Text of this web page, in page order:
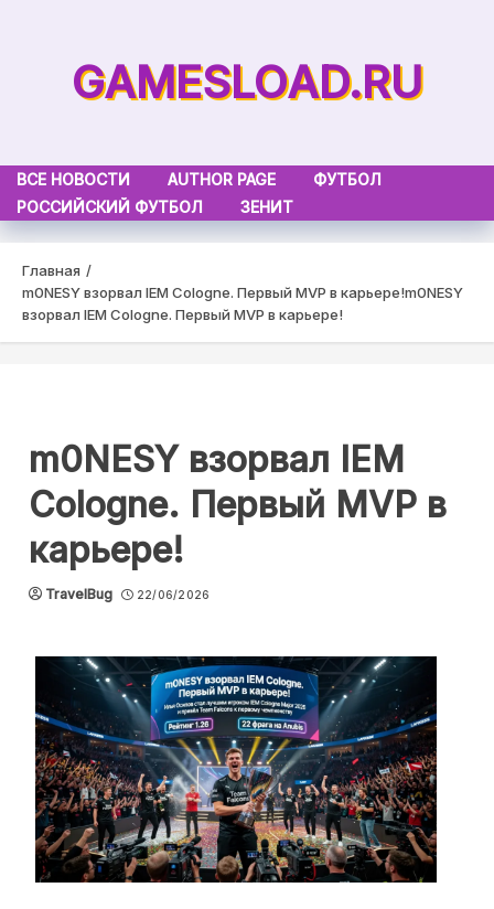
GAMESLOAD.RU
ВСЕ НОВОСТИ AUTHOR PAGE
ФУТБОЛ
РОССИЙСКИЙ ФУТБОЛ
ЗЕНИТ
Главная
m0NESY взорвал IEM Cologne. Первый MVP в карьере!m0NESY
взорвал IEM Cologne. Первый MVP в карьере!
m0NESY взорвал IEM
Cologne. Первый MVP в
карьере!
TravelBug 22/06/2026